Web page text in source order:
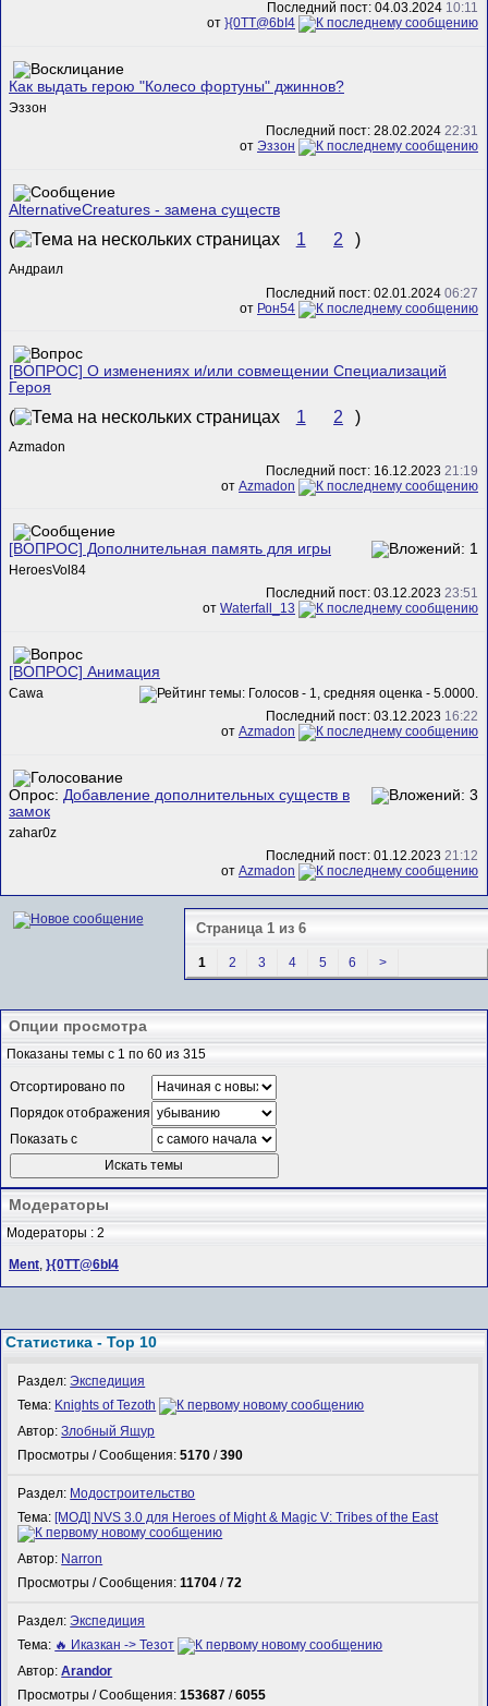
Последний пост: 04.03.2024 10:11
от }{0TT@6bI4
Как выдать герою "Колесо фортуны" джиннов?
Эззон
Последний пост: 28.02.2024 22:31
от Эззон
AlternativeCreatures - замена существ
( 1 2 )
Андраил
Последний пост: 02.01.2024 06:27
от Рон54
[ВОПРОС] О изменениях и/или совмещении Специализаций
Героя
( 1 2 )
Azmadon
Последний пост: 16.12.2023 21:19
от Azmadon
[ВОПРОС] Дополнительная память для игры
HeroesVol84
Последний пост: 03.12.2023 23:51
от Waterfall_13
[ВОПРОС] Анимация
Cawa
Последний пост: 03.12.2023 16:22
от Azmadon
Опрос: Добавление дополнительных существ в
замок
zahar0z
Последний пост: 01.12.2023 21:12
от Azmadon
Страница 1 из 6
1 2 3 4 5 6 >
Опции просмотра
Показаны темы с 1 по 60 из 315
Отсортировано по
Порядок отображения
Показать с
Модераторы
Модераторы : 2
Ment, }{0TT@6bI4
Статистика - Top 10
Раздел:Экспедиция
Тема: Knights of Tezoth
Автор:Злобный Ящур
Просмотры / Сообщения:5170 /390
Раздел: Модостроительство
Тема: [МОД] NVS 3.0 для Heroes of Might & Magic V: Tribes of the East
Автор: Narron
Просмотры / Сообщения:11704 /72
Раздел:Экспедиция
Тема: 🔥 Иказкан -> Тезот
Автор:Arandor
Просмотры / Сообщения:153687 /6055